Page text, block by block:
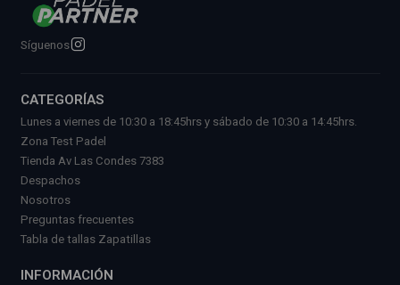
Síguenos
CATEGORÍAS
Lunes a viernes de 10:30 a 18:45hrs y sábado de 10:30 a 14:45hrs.
Zona Test Padel
Tienda Av Las Condes 7383
Despachos
Nosotros
Preguntas frecuentes
Tabla de tallas Zapatillas
INFORMACIÓN